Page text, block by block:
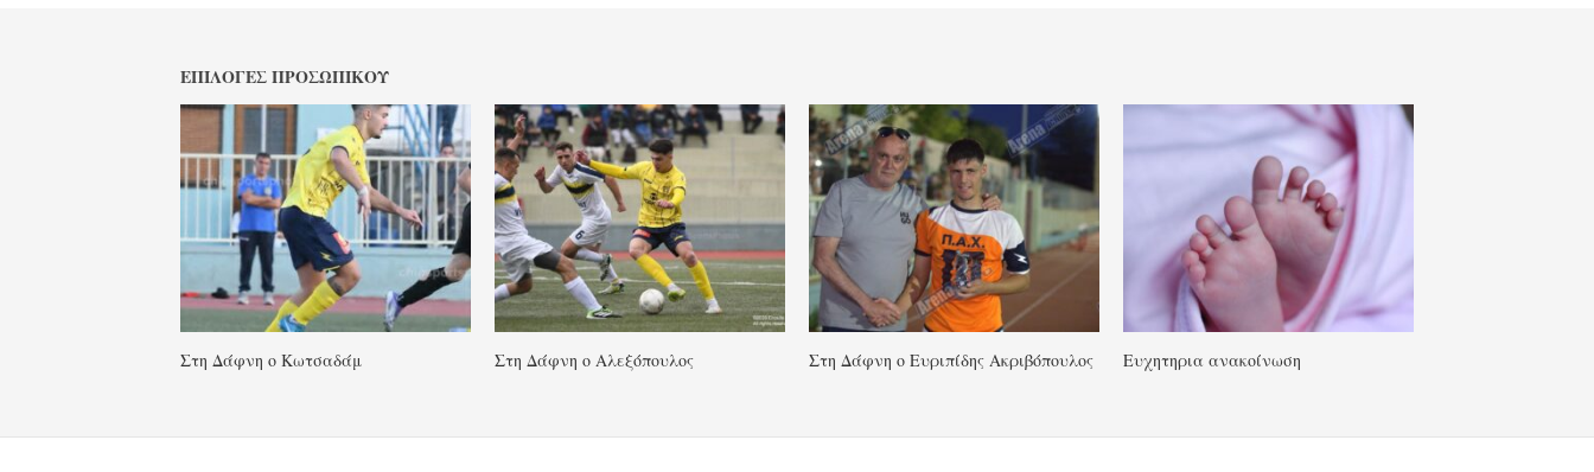
ΕΠΙΛΟΓΈΣ ΠΡΟΣΩΠΙΚΟΎ
Στη Δάφνη ο Κωτσαδάμ Στη Δάφνη ο Αλεξόπουλος Στη Δάφνη ο Ευριπίδης Ακριβόπουλος Ευχητηρια ανακοίνωση